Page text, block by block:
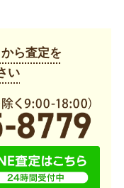
ら査定を
い